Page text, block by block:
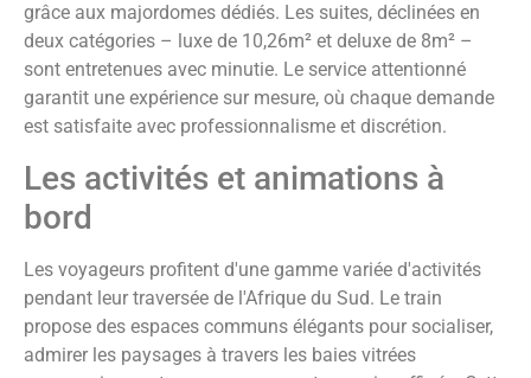
grâce aux majordomes dédiés. Les suites, déclinées en
deux catégories – luxe de 10,26m² et deluxe de 8m² –
sont entretenues avec minutie. Le service attentionné
garantit une expérience sur mesure, où chaque demande
est satisfaite avec professionnalisme et discrétion.
Les activités et animations à
bord
Les voyageurs profitent d'une gamme variée d'activités
pendant leur traversée de l'Afrique du Sud. Le train
propose des espaces communs élégants pour socialiser,
admirer les paysages à travers les baies vitrées